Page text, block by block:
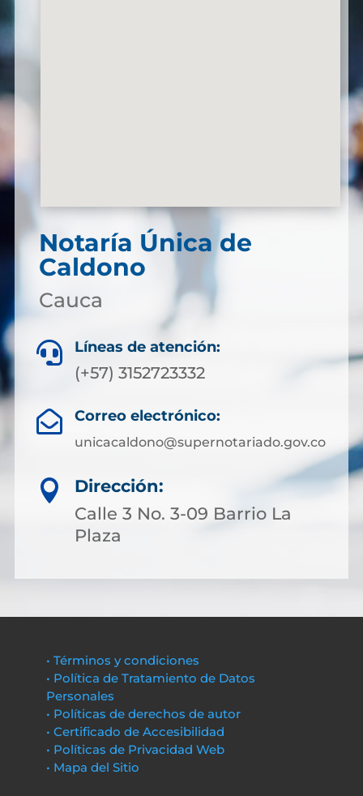
Notaría Única de
Caldono
Cauca
 Líneas de atención:
(+57) 3152723332
 Correo electrónico:
unicacaldono@supernotariado.gov.co

Dirección:
Calle 3 No. 3-09 Barrio La
Plaza
• Términos y condiciones
• Política de Tratamiento de Datos
Personales
• Políticas de derechos de autor
• Certificado de Accesibilidad
• Políticas de Privacidad Web
• Mapa del Sitio